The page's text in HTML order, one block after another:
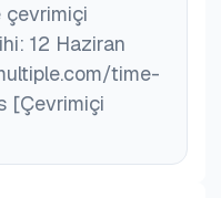
çevrimiçi
12 Haziran
time-
[Çevrimiçi